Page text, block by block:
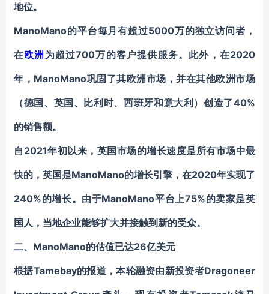
地位。
ManoMano的平台每月有超过5000万的独立访问者，
在欧洲 为超过700万的客户提供服务。此外，在2020
年，ManoMano巩固了其欧洲市场，并在其他欧洲市场
（德国、英国、比利时、西班牙和意大利）创造了40%
的销售额。
自2021年初以来，英国市场的增长速度是所有市场中最
快的，英国是ManoMano的增长引擎，在2020年实现了
240%的增长。由于ManoMano平台上75%的卖家是英
国人，当地企业能够扩大并接触到新的受众。
二、ManoMano的估值已达26亿美元
根据Tamebay的报道，本轮融资由新投资者Dragoneer